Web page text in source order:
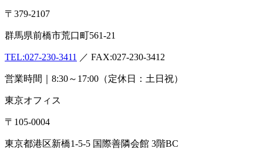
〒379-2107
群馬県前橋市荒口町561-21
TEL:027-230-3411 ／ FAX:027-230-3412
営業時間｜8:30～17:00（定休日：土日祝）
東京オフィス
〒105-0004
東京都港区新橋1-5-5 国際善隣会館 3階BC